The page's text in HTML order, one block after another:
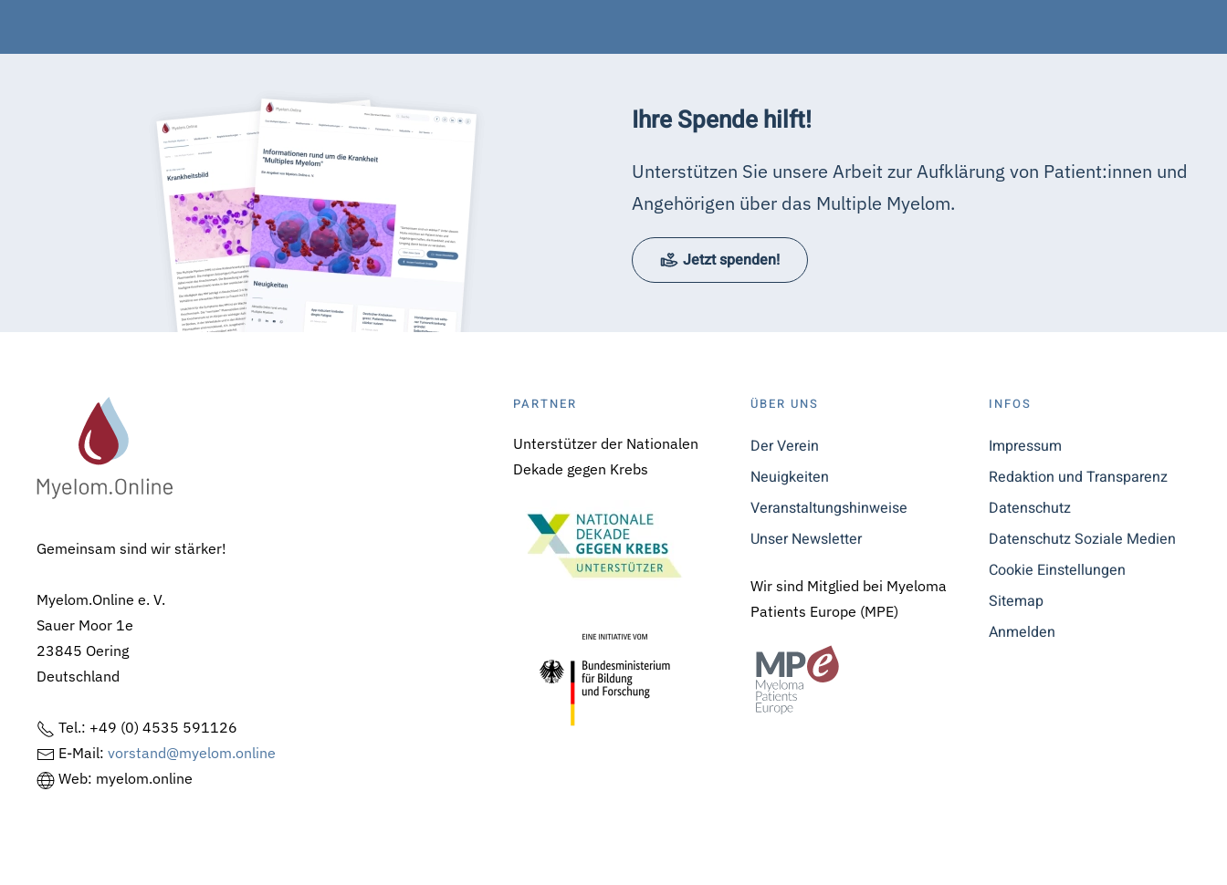
Ihre Spende hilft!
Unterstützen Sie unsere Arbeit zur Aufklärung von Patient:innen und
Angehörigen über das Multiple Myelom.
Jetzt spenden!
Gemeinsam sind wir stärker!
Myelom.Online e. V.
Sauer Moor 1e
23845 Oering
Deutschland
Tel.: +49 (0) 4535 591126
E-Mail: vorstand@myelom.online
Web: myelom.online
PARTNER
Unterstützer der Nationalen
Dekade gegen Krebs
ÜBER UNS
Der Verein
Neuigkeiten
Veranstaltungshinweise
Unser Newsletter
Wir sind Mitglied bei Myeloma
Patients Europe (MPE)
INFOS
Impressum
Redaktion und Transparenz
Datenschutz
Datenschutz Soziale Medien
Cookie Einstellungen
Sitemap
Anmelden